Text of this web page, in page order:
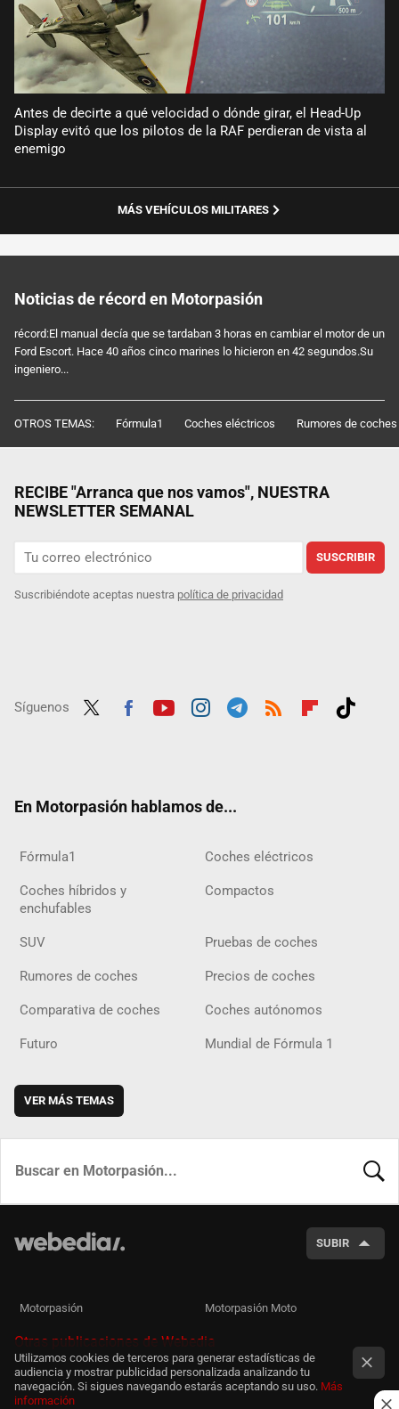
Antes de decirte a qué velocidad o dónde girar, el Head-Up
Display evitó que los pilotos de la RAF perdieran de vista al
enemigo
MÁS VEHÍCULOS MILITARES
Noticias de récord en Motorpasión
récord:El manual decía que se tardaban 3 horas en cambiar el motor de un
Ford Escort. Hace 40 años cinco marines lo hicieron en 42 segundos.Su
ingeniero...
OTROS TEMAS: Fórmula1 Coches eléctricos Rumores de coches
RECIBE "Arranca que nos vamos", NUESTRA
NEWSLETTER SEMANAL
SUSCRIBIR
Suscribiéndote aceptas nuestra política de privacidad
Síguenos
En Motorpasión hablamos de...
Fórmula1 Coches eléctricos
Coches híbridos y
enchufables
Compactos
SUV Pruebas de coches
Rumores de coches Precios de coches
Comparativa de coches Coches autónomos
Futuro Mundial de Fórmula 1
VER MÁS TEMAS
SUBIR
Motorpasión Motorpasión Moto
Otras publicaciones de Webedia
Utilizamos cookies de terceros para generar estadísticas de
audiencia y mostrar publicidad personalizada analizando tu
navegación. Si sigues navegando estarás aceptando su uso. Más
información